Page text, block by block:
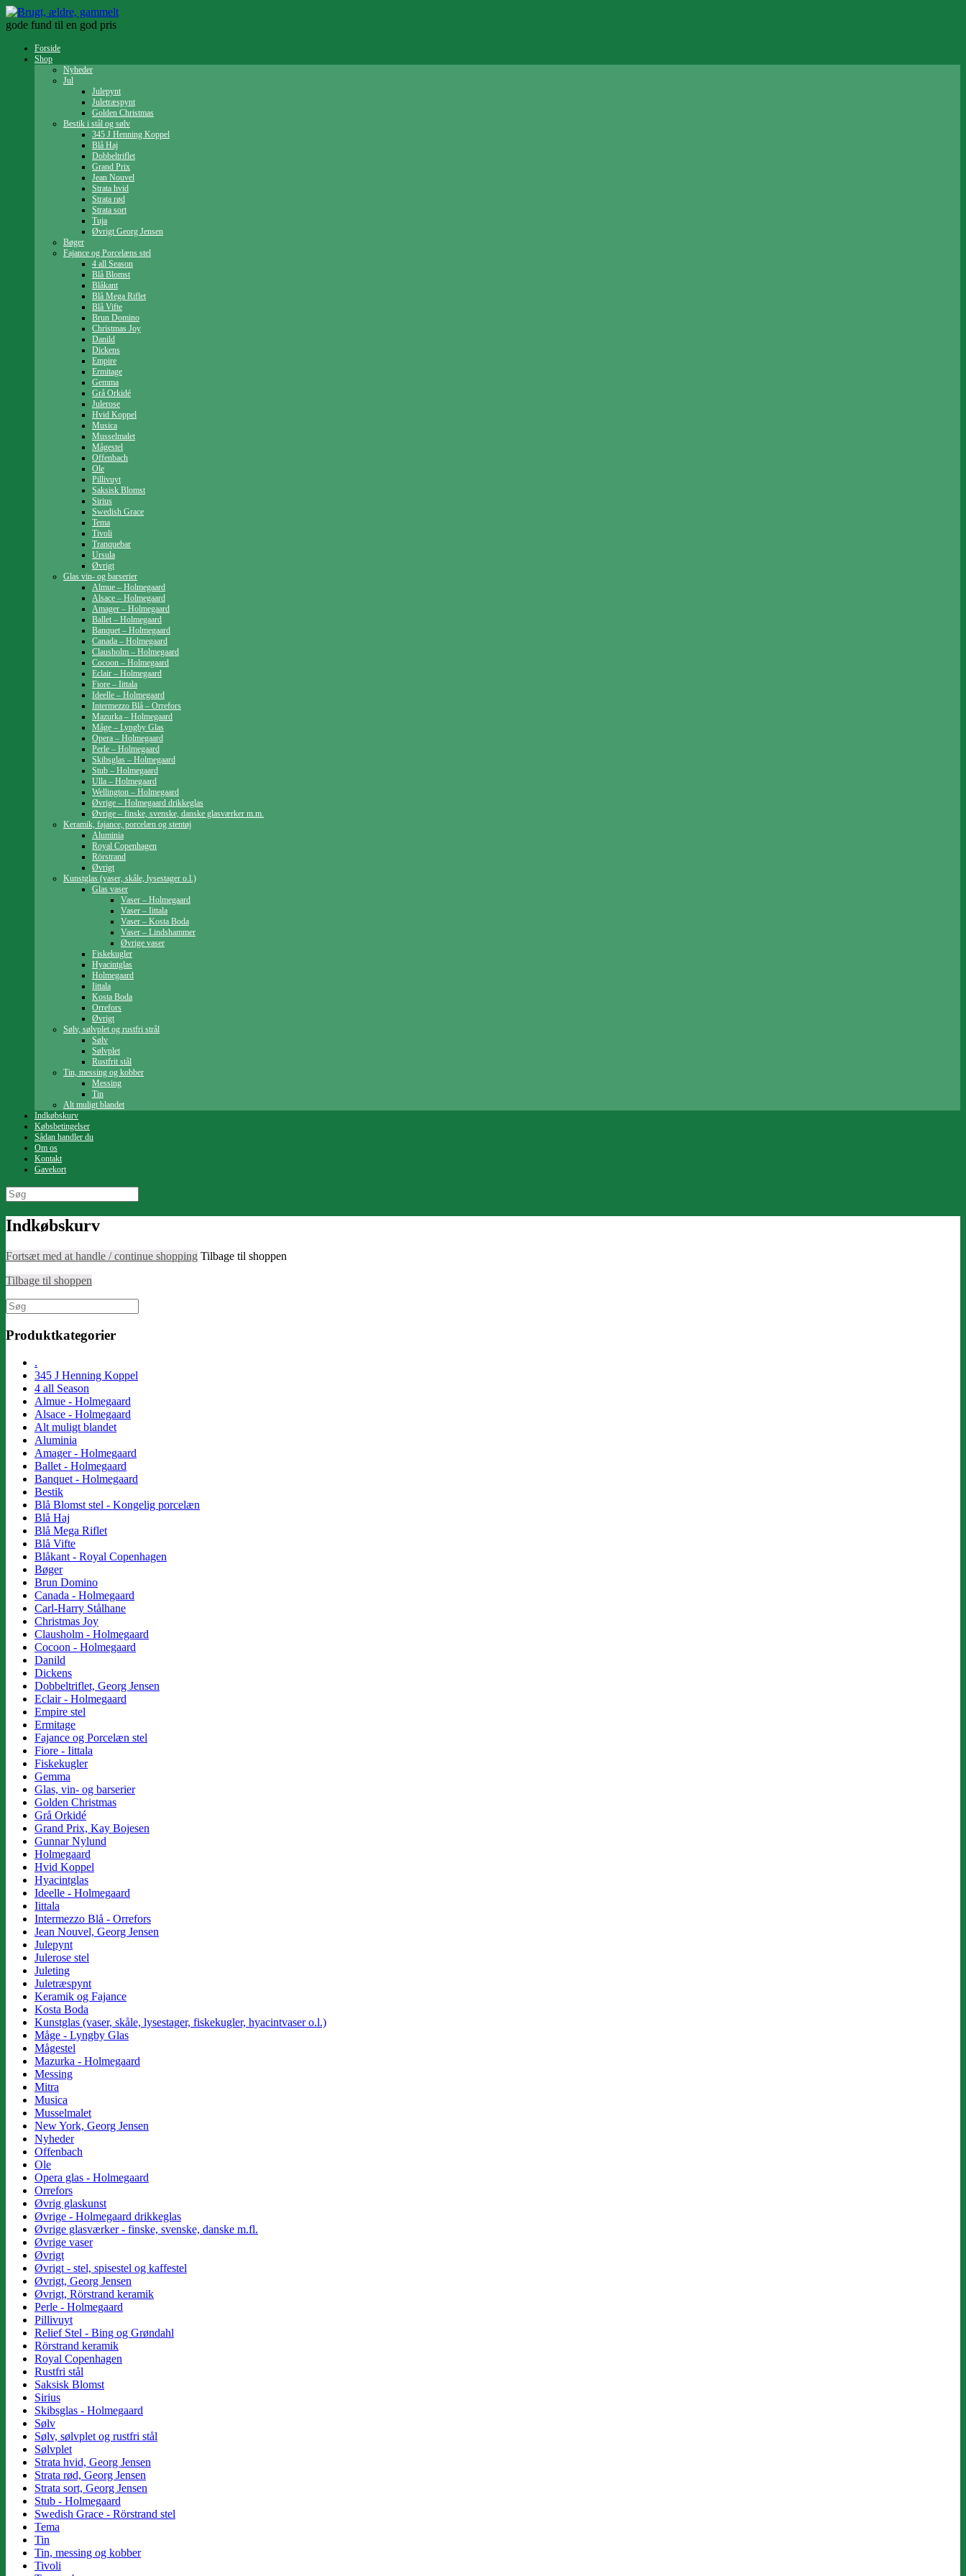
Gå
til
gode fund til en god pris
Forside
Shop
Nyheder
Jul
Julepynt
Juletræspynt
Golden Christmas
Bestik i stål og sølv
345 J Henning Koppel
Blå Haj
Dobbeltriflet
Grand Prix
Jean Nouvel
Strata hvid
Strata rød
Strata sort
Tuja
Øvrigt Georg Jensen
Bøger
Fajance og Porcelæns stel
4 all Season
Blå Blomst
Blåkant
Blå Mega Riflet
Blå Vifte
Brun Domino
Christmas Joy
Danild
Dickens
Empire
Ermitage
Gemma
Grå Orkidé
Julerose
Hvid Koppel
Musica
Musselmalet
Mågestel
Offenbach
Ole
Pillivuyt
Saksisk Blomst
Sirius
Swedish Grace
Tema
Tivoli
Tranquebar
Ursula
Øvrigt
Glas vin- og barserier
Almue – Holmegaard
Alsace – Holmegaard
Amager – Holmegaard
Ballet – Holmegaard
Banquet – Holmegaard
Canada – Holmegaard
Clausholm – Holmegaard
Cocoon – Holmegaard
Eclair – Holmegaard
Fiore – Iittala
Ideelle – Holmegaard
Intermezzo Blå – Orrefors
Mazurka – Holmegaard
Måge – Lyngby Glas
Opera – Holmegaard
Perle – Holmegaard
Skibsglas – Holmegaard
Stub – Holmegaard
Ulla – Holmegaard
Wellington – Holmegaard
Øvrige – Holmegaard drikkeglas
Øvrige – finske, svenske, danske glasværker m.m.
Keramik, fajance, porcelæn og stentøj
Aluminia
Royal Copenhagen
Rörstrand
Øvrigt
Kunstglas (vaser, skåle, lysestager o.l.)
Glas vaser
Vaser – Holmegaard
Vaser – Iittala
Vaser – Kosta Boda
Vaser – Lindshammer
Øvrige vaser
Fiskekugler
Hyacintglas
Holmegaard
Iittala
Kosta Boda
Orrefors
Øvrigt
Sølv, sølvplet og rustfri strål
Sølv
Sølvplet
Rustfrit stål
Tin, messing og kobber
Messing
Tin
Alt muligt blandet
Indkøbskurv
Købsbetingelser
Sådan handler du
Om os
Kontakt
Gavekort
Søg
efter:
Indkøbskurv
Fortsæt med at handle / continue shopping Tilbage til shoppen
Tilbage til shoppen
Søg
efter:
Produktkategorier
.
345 J Henning Koppel
4 all Season
Almue - Holmegaard
Alsace - Holmegaard
Alt muligt blandet
Aluminia
Amager - Holmegaard
Ballet - Holmegaard
Banquet - Holmegaard
Bestik
Blå Blomst stel - Kongelig porcelæn
Blå Haj
Blå Mega Riflet
Blå Vifte
Blåkant - Royal Copenhagen
Bøger
Brun Domino
Canada - Holmegaard
Carl-Harry Stålhane
Christmas Joy
Clausholm - Holmegaard
Cocoon - Holmegaard
Danild
Dickens
Dobbeltriflet, Georg Jensen
Eclair - Holmegaard
Empire stel
Ermitage
Fajance og Porcelæn stel
Fiore - Iittala
Fiskekugler
Gemma
Glas, vin- og barserier
Golden Christmas
Grå Orkidé
Grand Prix, Kay Bojesen
Gunnar Nylund
Holmegaard
Hvid Koppel
Hyacintglas
Ideelle - Holmegaard
Iittala
Intermezzo Blå - Orrefors
Jean Nouvel, Georg Jensen
Julepynt
Julerose stel
Juleting
Juletræspynt
Keramik og Fajance
Kosta Boda
Kunstglas (vaser, skåle, lysestager, fiskekugler, hyacintvaser o.l.)
Måge - Lyngby Glas
Mågestel
Mazurka - Holmegaard
Messing
Mitra
Musica
Musselmalet
New York, Georg Jensen
Nyheder
Offenbach
Ole
Opera glas - Holmegaard
Orrefors
Øvrig glaskunst
Øvrige - Holmegaard drikkeglas
Øvrige glasværker - finske, svenske, danske m.fl.
Øvrige vaser
Øvrigt
Øvrigt - stel, spisestel og kaffestel
Øvrigt, Georg Jensen
Øvrigt, Rörstrand keramik
Perle - Holmegaard
Pillivuyt
Relief Stel - Bing og Grøndahl
Rörstrand keramik
Royal Copenhagen
Rustfri stål
Saksisk Blomst
Sirius
Skibsglas - Holmegaard
Sølv
Sølv, sølvplet og rustfri stål
Sølvplet
Strata hvid, Georg Jensen
Strata rød, Georg Jensen
Strata sort, Georg Jensen
Stub - Holmegaard
Swedish Grace - Rörstrand stel
Tema
Tin
Tin, messing og kobber
Tivoli